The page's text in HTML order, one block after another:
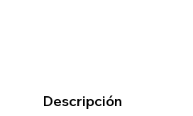
Descripción